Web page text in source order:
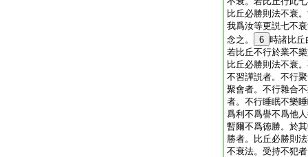
比丘必勝則法不衰
我爲汝等更説七不
念之。
6 時諸比丘
若比丘不行於業不
比丘必勝則法不衰
不習譁説者。不行
聚會者。不行雜合
者。不行睡眠不樂
爲利不爲譽不爲他
暫爾不爲徳勝。於
勝者。比丘必勝則
不衰法。受持不犯